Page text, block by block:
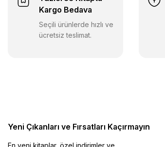
Kargo Bedava
Seçili ürünlerde hızlı ve
ücretsiz teslimat.
Yeni Çıkanları ve Fırsatları Kaçırmayın
En yeni kitaplar, özel indirimler ve